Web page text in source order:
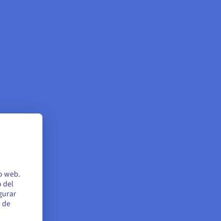
web.
del
de